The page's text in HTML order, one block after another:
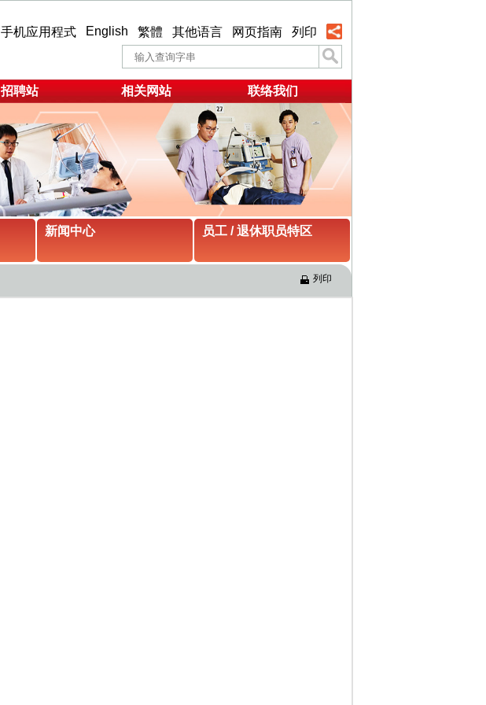
手机应用程式 English 繁體 其他语言 网页指南 列印
招聘站 相关网站 联络我们
新闻中心 员工 / 退休职员特区
列印